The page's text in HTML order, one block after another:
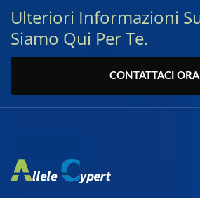
Ulteriori Informazioni
Siamo Qui Per Te.
CONTATTACI